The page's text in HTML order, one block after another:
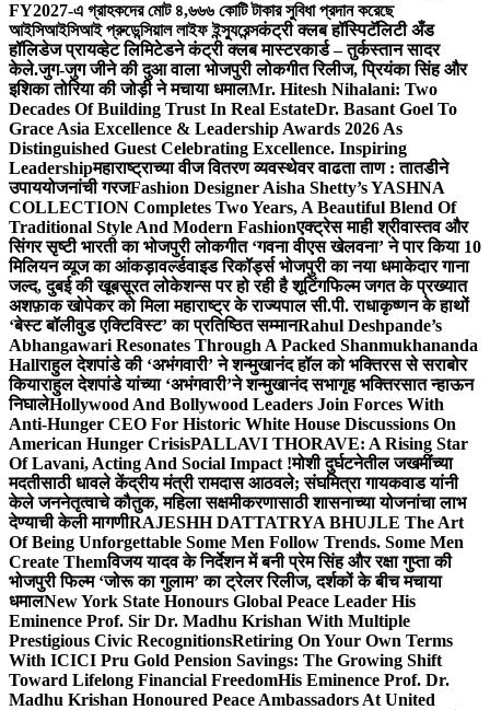
FY2027-এ গ্রাহকদের মোট ৪,৬৬৬ কোটি টাকার সুবিধা প্রদান করেছে
আইসিআইসিআই প্রুডেন্সিয়াল লাইফ ইন্স্যুরেন্সकंट्री क्लब हॉस्पिटॅलिटी अँड
हॉलिडेज प्रायव्हेट लिमिटेडने कंट्री क्लब मास्टरकार्ड – तुर्कस्तान सादर
केले.जुग-जुग जीने की दुआ वाला भोजपुरी लोकगीत रिलीज, प्रियंका सिंह और
इशिका तोरिया की जोड़ी ने मचाया धमालMr. Hitesh Nihalani: Two
Decades Of Building Trust In Real EstateDr. Basant Goel To
Grace Asia Excellence & Leadership Awards 2026 As
Distinguished Guest Celebrating Excellence. Inspiring
Leadershipमहाराष्ट्राच्या वीज वितरण व्यवस्थेवर वाढता ताण : तातडीने
उपाययोजनांची गरजFashion Designer Aisha Shetty’s YASHNA
COLLECTION Completes Two Years, A Beautiful Blend Of
Traditional Style And Modern Fashionएक्ट्रेस माही श्रीवास्तव और
सिंगर सृष्टी भारती का भोजपुरी लोकगीत ‘गवना वीएस खेलवना’ ने पार किया 10
मिलियन व्यूज का आंकड़ावर्ल्डवाइड रिकॉर्ड्स भोजपुरी का नया धमाकेदार गाना
जल्द, दुबई की खूबसूरत लोकेशन्स पर हो रही है शूटिंगफिल्म जगत के प्रख्यात
अशफ़ाक खोपेकर को मिला महाराष्ट्र के राज्यपाल सी.पी. राधाकृष्णन के हाथों
‘बेस्ट बॉलीवुड एक्टिविस्ट’ का प्रतिष्ठित सम्मानRahul Deshpande’s
Abhangawari Resonates Through A Packed Shanmukhananda
Hallराहुल देशपांडे की ‘अभंगवारी’ ने शन्मुखानंद हॉल को भक्तिरस से सराबोर
कियाराहुल देशपांडे यांच्या ‘अभंगवारी’ने शन्मुखानंद सभागृह भक्तिरसात न्हाऊन
निघालेHollywood And Bollywood Leaders Join Forces With
Anti-Hunger CEO For Historic White House Discussions On
American Hunger CrisisPALLAVI THORAVE: A Rising Star
Of Lavani, Acting And Social Impact !मोशी दुर्घटनेतील जखमींच्या
मदतीसाठी धावले केंद्रीय मंत्री रामदास आठवले; संघमित्रा गायकवाड यांनी
केले जननेतृत्वाचे कौतुक, महिला सक्षमीकरणासाठी शासनाच्या योजनांचा लाभ
देण्याची केली मागणीRAJESHH DATTATRYA BHUJLE The Art
Of Being Unforgettable Some Men Follow Trends. Some Men
Create Themविजय यादव के निर्देशन में बनी प्रेम सिंह और रक्षा गुप्ता की
भोजपुरी फिल्म ‘जोरू का गुलाम’ का ट्रेलर रिलीज, दर्शकों के बीच मचाया
धमालNew York State Honours Global Peace Leader His
Eminence Prof. Sir Dr. Madhu Krishan With Multiple
Prestigious Civic RecognitionsRetiring On Your Own Terms
With ICICI Pru Gold Pension Savings: The Growing Shift
Toward Lifelong Financial FreedomHis Eminence Prof. Dr.
Madhu Krishan Honoured Peace Ambassadors At United